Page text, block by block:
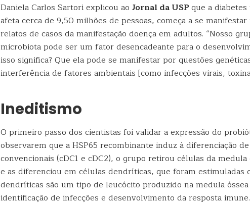
Daniela Carlos Sartori explicou ao Jornal da USPque a
afeta cerca de 9,50 milhões de pessoas, começa a se
relatos de casos da manifestação doença em adultos. “Nosso
microbiota pode ser um fator desencadeante para o
isso significa? Que ela pode se manifestar por questões
interferência de fatores ambientais [como infecções virais,
Ineditismo
O primeiro passo dos cientistas foi validar a expressão do
observarem que a HSP65 recombinante induz à diferenciação
convencionais (cDC1 e cDC2), o grupo retirou células da
e as diferenciou em células dendríticas, que foram estimuladas
dendríticas são um tipo de leucócito produzido na medula
identificação de infecções e desenvolvimento da resposta imune.